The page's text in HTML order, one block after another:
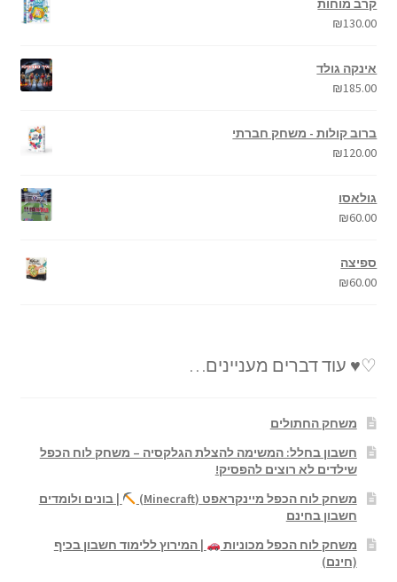
קרב מוחות
₪130.00
אינקה גולד
₪185.00
ברוב קולות - משחק חברתי
₪120.00
גולאסו
₪60.00
ספיצה
₪60.00
♡♥ עוד דברים מעניינים…
משחק החתולים
חשבון בחלל: המשימה להצלת הגלקסיה – משחק לוח הכפל
שילדים לא רוצים להפסיק!
משחק לוח הכפל מיינקראפט (Minecraft)
| בונים ולומדים
חשבון בחינם
משחק לוח הכפל מכוניות
| המירוץ ללימוד חשבון בכיף
(חינם)